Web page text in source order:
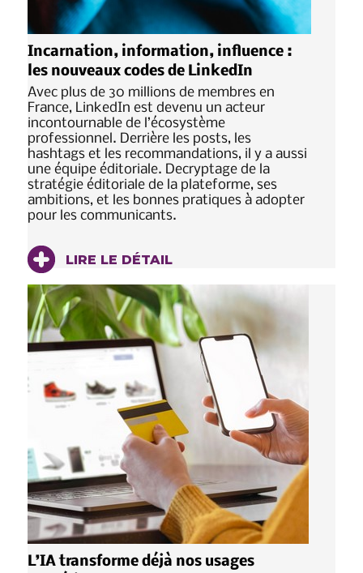
Incarnation, information, influence :
les nouveaux codes de LinkedIn
Avec plus de 30 millions de membres en
France, LinkedIn est devenu un acteur
incontournable de l’écosystème
professionnel. Derrière les posts, les
hashtags et les recommandations, il y a aussi
une équipe éditoriale. Decryptage de la
stratégie éditoriale de la plateforme, ses
ambitions, et les bonnes pratiques à adopter
pour les communicants.
LIRE LE DÉTAIL
L’IA transforme déjà nos usages